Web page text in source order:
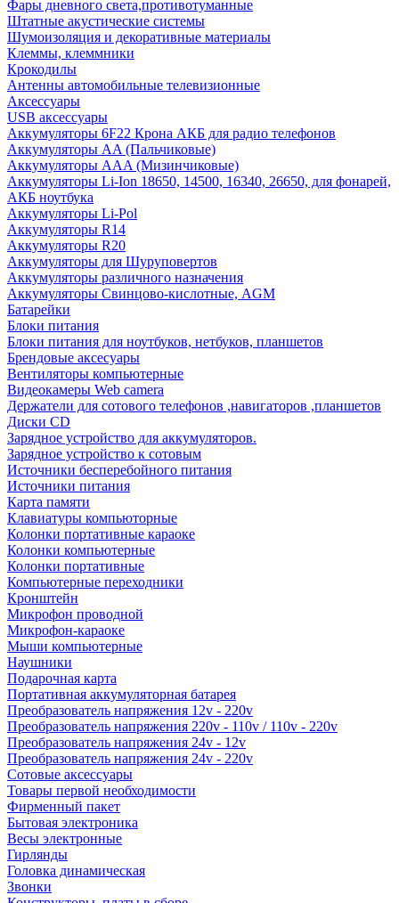
Фары дневного света,противотуманные
Штатные акустические системы
Шумоизоляция и декоративные материалы
Клеммы, клеммники
Крокодилы
Антенны автомобильные телевизионные
Аксессуары
USB аксессуары
Аккумуляторы 6F22 Крона АКБ для радио телефонов
Аккумуляторы AA (Пальчиковые)
Аккумуляторы AAA (Мизинчиковые)
Аккумуляторы Li-Ion 18650, 14500, 16340, 26650, для фонарей,
АКБ ноутбука
Аккумуляторы Li-Pol
Аккумуляторы R14
Аккумуляторы R20
Аккумуляторы для Шуруповертов
Аккумуляторы различного назначения
Аккумуляторы Свинцово-кислотные, AGM
Батарейки
Блоки питания
Блоки питания для ноутбуков, нетбуков, планшетов
Брендовые аксесуары
Вентиляторы компьютерные
Видеокамеры Web camera
Держатели для сотового телефонов ,навигаторов ,планшетов
Диски CD
Зарядное устройство для аккумуляторов.
Зарядное устройство к сотовым
Источники бесперебойного питания
Источники питания
Карта памяти
Клавиатуры компьюторные
Колонки портативные караоке
Колонки компьютерные
Колонки портативные
Компьютерные переходники
Кронштейн
Микрофон проводной
Микрофон-караоке
Мыши компьютерные
Наушники
Подарочная карта
Портативная аккумуляторная батарея
Преобразователь напряжения 12v - 220v
Преобразователь напряжения 220v - 110v / 110v - 220v
Преобразователь напряжения 24v - 12v
Преобразователь напряжения 24v - 220v
Сотовые аксессуары
Товары первой необходимости
Фирменный пакет
Бытовая электроника
Весы электронные
Гирлянды
Головка динамическая
Звонки